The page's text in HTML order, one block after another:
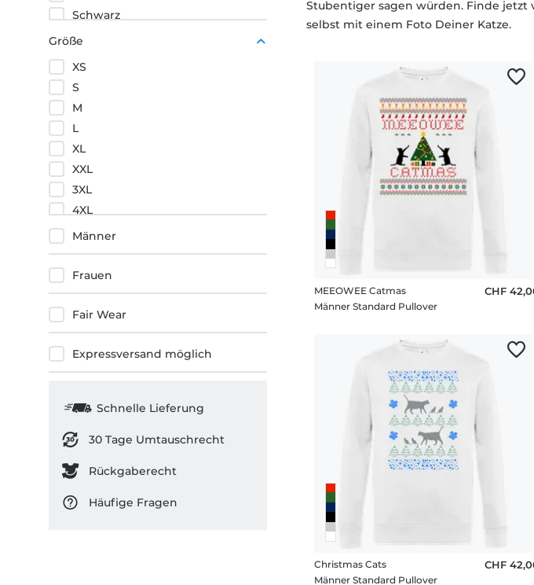
Schwarz
Grün
Größe
XS
S
M
L
XL
XXL
3XL
4XL
5XL
Männer
Frauen
Fair Wear
Expressversand möglich
Schnelle Lieferung
30 Tage Umtauschrecht
Rückgaberecht
Häufige Fragen
Stubentiger sagen würden. Finde jetzt
selbst mit einem Foto Deiner Katze.
MEEOWEE Catmas
Männer Standard Pullover
CHF
Christmas Cats
Männer Standard Pullover
CHF